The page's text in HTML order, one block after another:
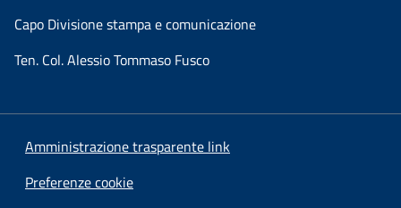
Capo Divisione stampa e comunicazione
Ten. Col. Alessio Tommaso Fusco
Amministrazione trasparente link
Preferenze cookie